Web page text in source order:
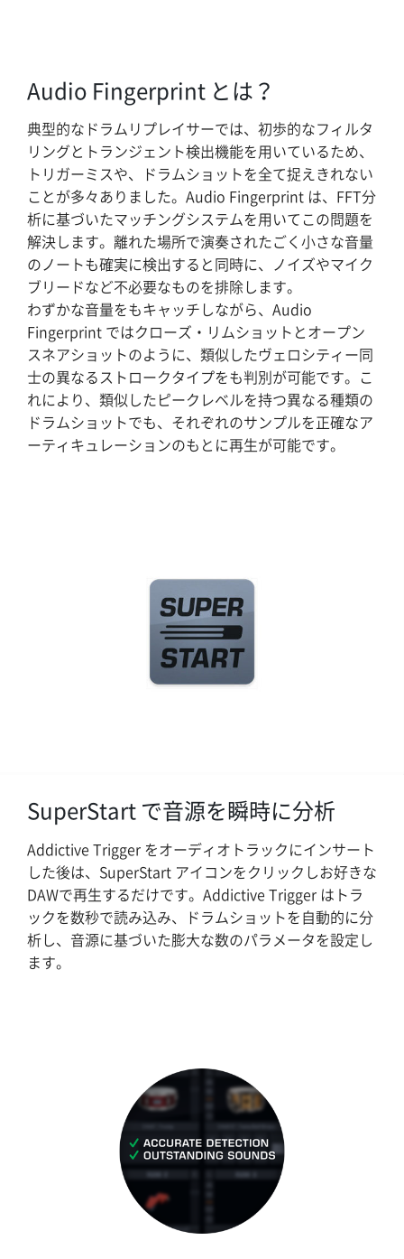
Audio Fingerprint とは？
典型的なドラムリプレイサーでは、初歩的なフィルタ
リングとトランジェント検出機能を用いているため、
トリガーミスや、ドラムショットを全て捉えきれない
ことが多々ありました。Audio Fingerprint は、FFT分
析に基づいたマッチングシステムを用いてこの問題を
解決します。離れた場所で演奏されたごく小さな音量
のノートも確実に検出すると同時に、ノイズやマイク
ブリードなど不必要なものを排除します。
わずかな音量をもキャッチしながら、Audio
Fingerprint ではクローズ・リムショットとオープン
スネアショットのように、類似したヴェロシティー同
士の異なるストロークタイプをも判別が可能です。こ
れにより、類似したピークレベルを持つ異なる種類の
ドラムショットでも、それぞれのサンプルを正確なア
ーティキュレーションのもとに再生が可能です。
SuperStart で音源を瞬時に分析
Addictive Trigger をオーディオトラックにインサート
した後は、SuperStart アイコンをクリックしお好きな
DAWで再生するだけです。Addictive Trigger はトラ
ックを数秒で読み込み、ドラムショットを自動的に分
析し、音源に基づいた膨大な数のパラメータを設定し
ます。